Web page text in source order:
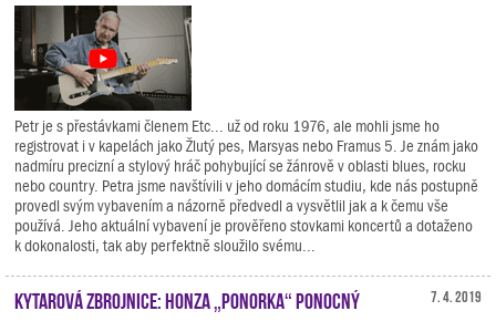
Petr je s přestávkami členem Etc... už od roku 1976, ale mohli jsme ho
registrovat i v kapelách jako Žlutý pes, Marsyas nebo Framus 5. Je znám jako
nadmíru precizní a stylový hráč pohybující se žánrově v oblasti blues, rocku
nebo country. Petra jsme navštívili v jeho domácím studiu, kde nás postupně
provedl svým vybavením a názorně předvedl a vysvětlil jak a k čemu vše
používá. Jeho aktuální vybavení je prověřeno stovkami koncertů a dotaženo
k dokonalosti, tak aby perfektně sloužilo svému...
7. 4. 2019
Kytarová zbrojnice: Honza „Ponorka“ Ponocný